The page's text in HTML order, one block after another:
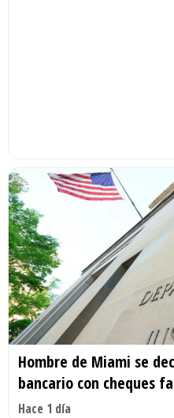
Hombre de Miami se
bancario con cheques
Hace 1 día